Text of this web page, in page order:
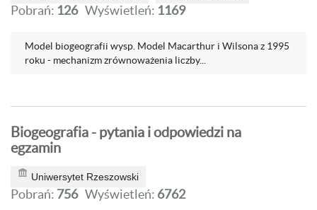
Pobrań: 126 Wyświetleń: 1169
Model biogeografii wysp. Model Macarthur i Wilsona z 1995
roku - mechanizm zrównoważenia liczby...
Biogeografia - pytania i odpowiedzi na
egzamin
Uniwersytet Rzeszowski
Pobrań: 756 Wyświetleń: 6762